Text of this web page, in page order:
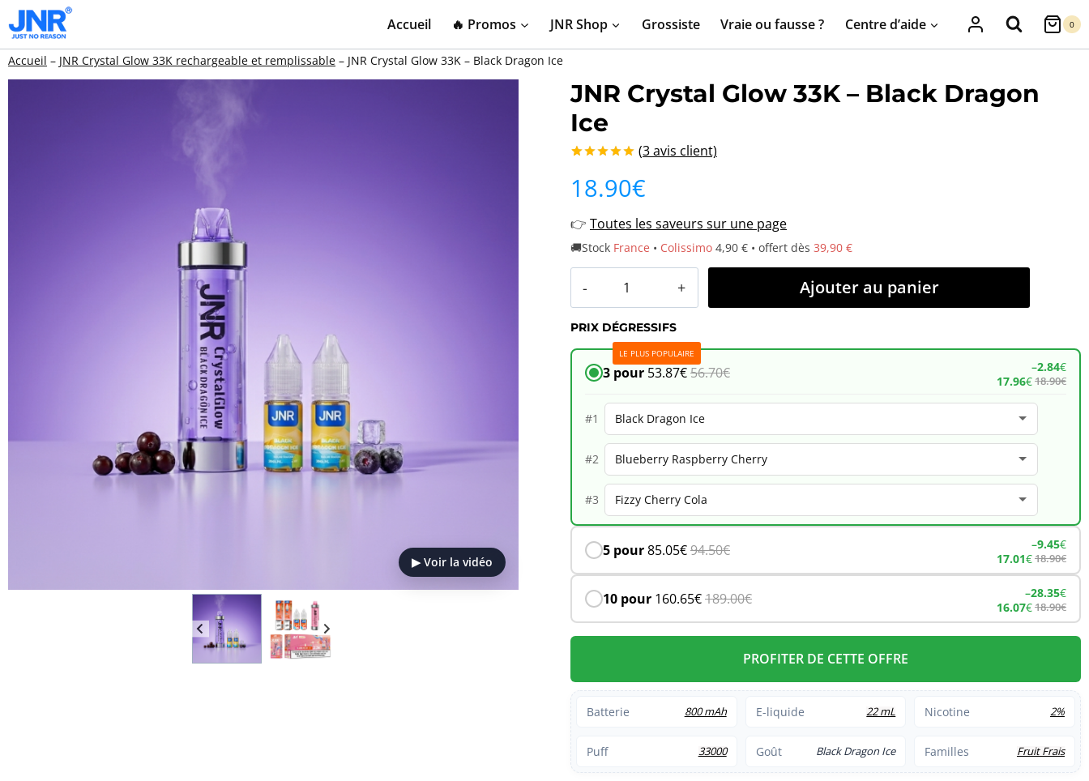
Aller
au
contenu
Accueil 🔥 Promos JNR Shop Grossiste Vraie ou fausse ? Centre d’aide 0
Accueil – JNR Crystal Glow 33K rechargeable et remplissable – JNR Crystal Glow 33K – Black Dragon Ice
▶ Voir la vidéo
JNR Crystal Glow 33K – Black Dragon
Ice
sur 5 basé
sur
client
(3avis client)
18.90€
👉 Toutes les saveurs sur une page
🚚Stock France • Colissimo 4,90 € • offert dès 39,90 €
de
JNR
Crystal
Glow
Black
Dragon
Ajouter au panier
PRIX DÉGRESSIFS
LE PLUS POPULAIRE
3 pour 53.87€56.70€ –2.84€
17.96€18.90€
#1
#2
#3
5 pour85.05€94.50€ –9.45€
17.01€18.90€
10 pour 160.65€189.00€ –28.35€
16.07€18.90€
PROFITER DE CETTE OFFRE
Batterie 800 mAh E-liquide 22 mL Nicotine 2%
Puff 33000 Goût Black Dragon Ice Familles Fruit Frais